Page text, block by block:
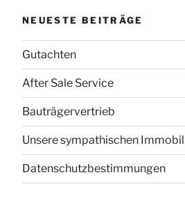
NEUESTE BEITRÄGE
Gutachten
After Sale Service
Bauträgervertrieb
Unsere sympathischen
Datenschutzbestimmungen